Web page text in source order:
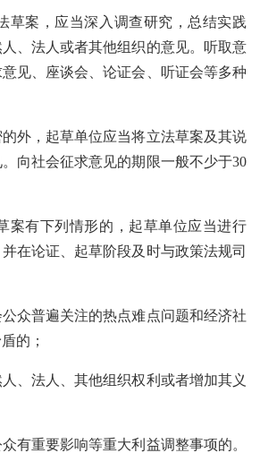
草案，应当深入调查研究，总结实践
、法人或者其他组织的意见。听取意
见、座谈会、论证会、听证会等多种
外，起草单位应当将立法草案及其说
向社会征求意见的期限一般不少于30
案有下列情形的，起草单位应当进行
在论证、起草阶段及时与政策法规司
众普遍关注的热点难点问题和经济社
的；
人、法人、其他组织权利或者增加其义
众有重要影响等重大利益调整事项的。